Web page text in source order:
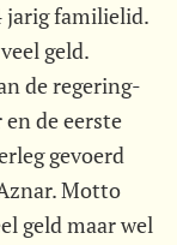
jarig familielid.
geld.
de regering-
de eerste
gevoerd
Motto
geld maar wel